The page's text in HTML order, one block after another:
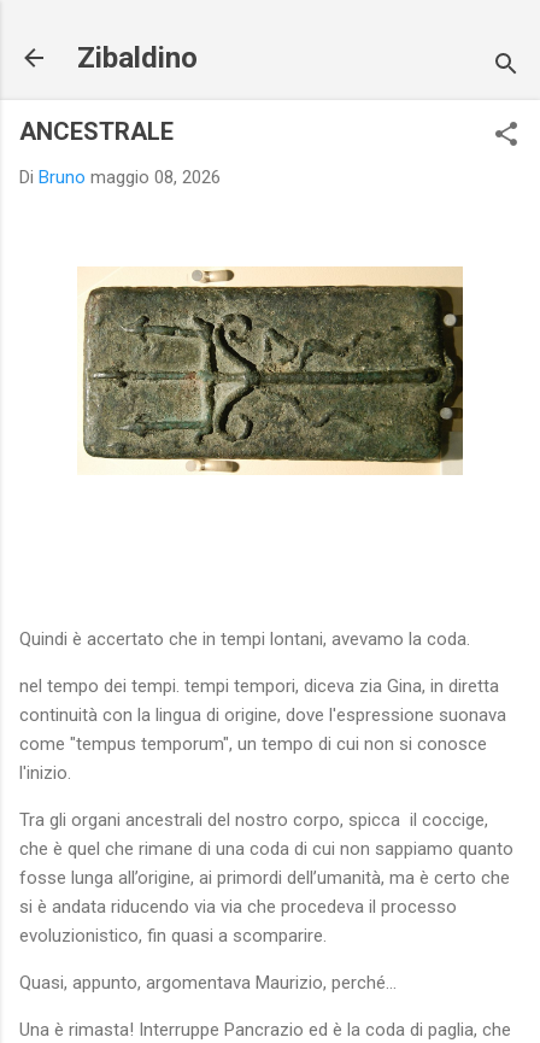
Zibaldino
ANCESTRALE
Di Bruno maggio 08, 2026
Quindi è accertato che in tempi lontani, avevamo la coda.
nel tempo dei tempi. tempi tempori, diceva zia Gina, in diretta
continuità con la lingua di origine, dove l'espressione suonava
come "tempus temporum", un tempo di cui non si conosce
l'inizio.
Tra gli organi ancestrali del nostro corpo, spicca il coccige,
che è quel che rimane di una coda di cui non sappiamo quanto
fosse lunga all’origine, ai primordi dell’umanità, ma è certo che
si è andata riducendo via via che procedeva il processo
evoluzionistico, fin quasi a scomparire.
Quasi, appunto, argomentava Maurizio, perché…
Una è rimasta! Interruppe Pancrazio ed è la coda di paglia, che